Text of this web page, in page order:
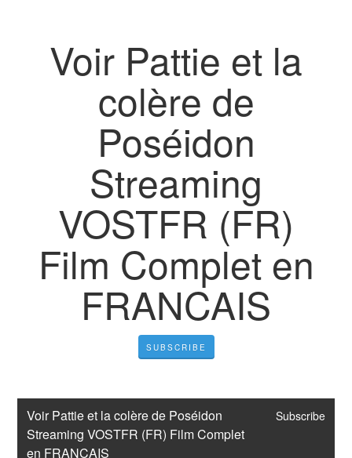
Voir Pattie et la
colère de
Poséidon
Streaming
VOSTFR (FR)
Film Complet en
FRANCAIS
SUBSCRIBE
Voir Pattie et la colère de Poséidon
Streaming VOSTFR (FR) Film Complet
en FRANCAIS
Subscribe